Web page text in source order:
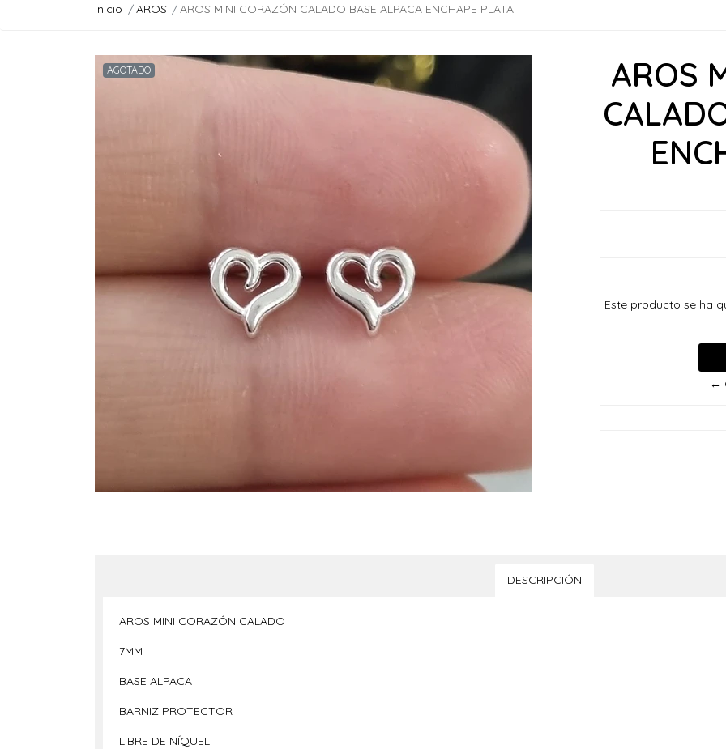
Inicio AROS AROS MINI CORAZÓN CALADO BASE ALPACA ENCHAPE PLATA
AGOTADO
AROS
Este producto se ha
←
DESCRIPCIÓN
AROS MINI CORAZÓN CALADO
7MM
BASE ALPACA
BARNIZ PROTECTOR
LIBRE DE NÍQUEL